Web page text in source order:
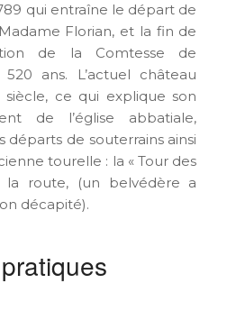
qui entraîne le départ de
Florian, et la fin de
de la Comtesse de
ans. L’actuel château
ce qui explique son
de l’église abbatiale,
départs de souterrains ainsi
tourelle : la « Tour des
la route, (un belvédère a
décapité).